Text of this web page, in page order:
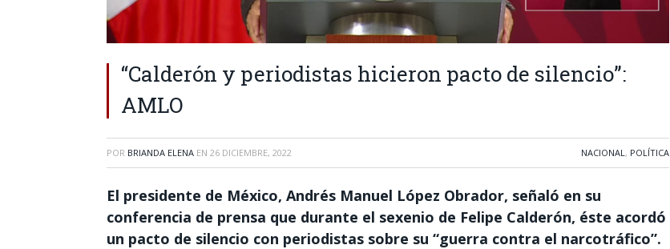
“Calderón y periodistas hicieron pacto de silencio”:
AMLO
POR BRIANDA ELENA EN 26 DICIEMBRE, 2022 NACIONAL, POLÍTICA
El presidente de México, Andrés Manuel López Obrador, señaló en su
conferencia de prensa que durante el sexenio de Felipe Calderón, éste acordó
un pacto de silencio con periodistas sobre su “guerra contra el narcotráfico”.